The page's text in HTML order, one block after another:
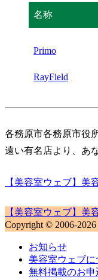
名称
Primo
RayField
各務原市各務原市役
遠い有名店より、あ
【美容室ウェブ】美
【美容室ウェブ】美
Copyright © 2006-
お知らせ
美容室ウェブに
無料掲載のお申